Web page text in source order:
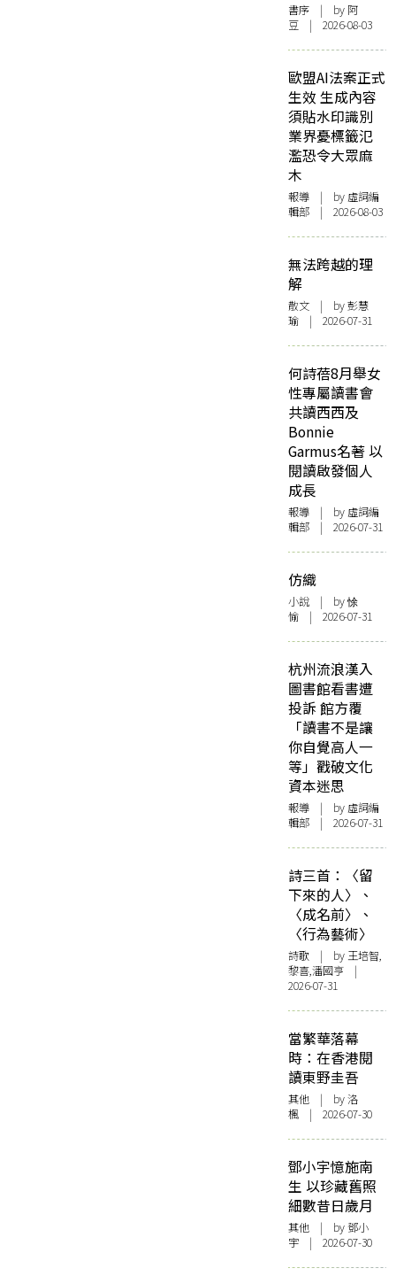
書序 | by 阿
豆 | 2026-08-03
歐盟AI法案正式
生效 生成內容
須貼水印識別
業界憂標籤氾
濫恐令大眾麻
木
報導 | by 虛詞編
輯部 | 2026-08-03
無法跨越的理
解
散文 | by 彭慧
瑜 | 2026-07-31
何詩蓓8月舉女
性專屬讀書會
共讀西西及
Bonnie
Garmus名著 以
閱讀啟發個人
成長
報導 | by 虛詞編
輯部 | 2026-07-31
仿織
小說 | by 悇
愉 | 2026-07-31
杭州流浪漢入
圖書館看書遭
投訴 館方覆
「讀書不是讓
你自覺高人一
等」戳破文化
資本迷思
報導 | by 虛詞編
輯部 | 2026-07-31
詩三首：〈留
下來的人〉、
〈成名前〉、
〈行為藝術〉
詩歌 | by 王培智,
黎喜,潘國亨 |
2026-07-31
當繁華落幕
時：在香港閱
讀東野圭吾
其他 | by洛
楓 | 2026-07-30
鄧小宇憶施南
生 以珍藏舊照
細數昔日歲月
其他 | by 鄧小
宇 | 2026-07-30